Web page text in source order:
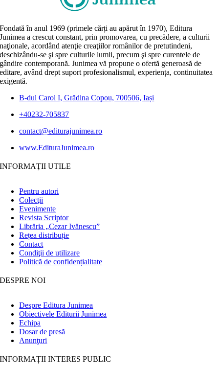
Fondată în anul 1969 (primele cărți au apărut în 1970), Editura
Junimea a crescut constant, prin promovarea, cu precădere, a culturii
naţionale, acordând atenţie creaţiilor românilor de pretutindeni,
deschizându-se şi spre culturile lumii, precum şi spre curentele de
gândire contemporană. Junimea vă propune o ofertă generoasă de
editare, având drept suport profesionalismul, experiența, continuitatea
exigentă.
B-dul Carol I, Grădina Copou, 700506, Iași
+40232-705837
contact@editurajunimea.ro
www.EdituraJunimea.ro
INFORMAŢII UTILE
Pentru autori
Colecţii
Evenimente
Revista Scriptor
Librăria „Cezar Ivănescu”
Rețea distribuție
Contact
Condiţii de utilizare
Politică de confidențialitate
DESPRE NOI
Despre Editura Junimea
Obiectivele Editurii Junimea
Echipa
Dosar de presă
Anunţuri
INFORMAȚII INTERES PUBLIC